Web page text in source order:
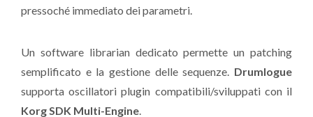
pressoché immediato dei parametri.
Un software librarian dedicato permette un patching
semplificato e la gestione delle sequenze. Drumlogue
supporta oscillatori plugin compatibili/sviluppati con il
Korg SDK Multi-Engine.